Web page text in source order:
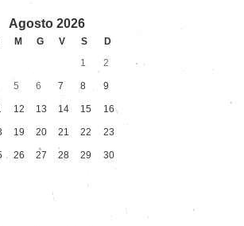
Agosto 2026
M G V S
D
1
2
5 6 7 8 9
12 13 14 15 16
19 20 21 22 23
26 27 28 29 30